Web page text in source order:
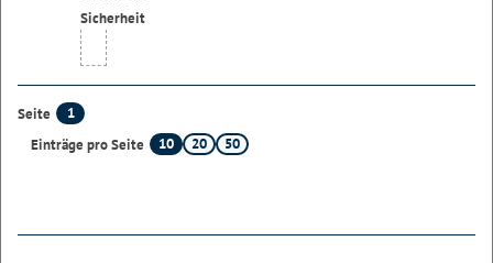
Seite
1
Einträge pro Seite
10 20 50